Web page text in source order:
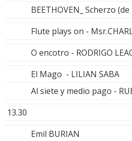
BEETHOVEN_ Scherzo
Flute plays on -
O encotro - RODRIGO
El Mago - LILIAN SABA
Al siete y medio pago -
13.30
Emil BURIAN